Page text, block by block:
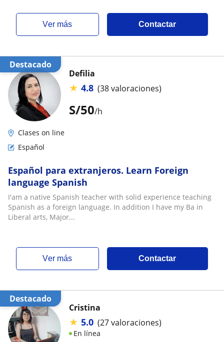
ver más Contactar
Destacado
S/50/h
Defilia
★ 4.8 (38 valoraciones)
Clases on line
Español
Español para extranjeros. Learn Foreign
language Spanish
I'am a native Spanish teacher with solid experience teaching
Spanish as a foreign language. In addition I have my Ba in
Liberal arts, Major...
ver más Contactar
Destacado
Cristina
★ 5.0 (27 valoraciones)
En línea